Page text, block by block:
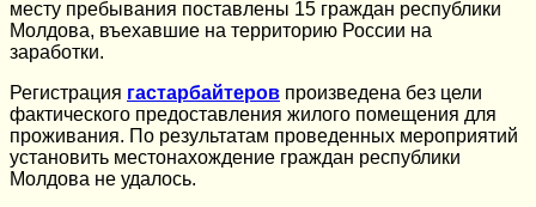
месту пребывания поставлены 15 граждан республики
Молдова, въехавшие на территорию России на
заработки.
Регистрация гастарбайтеров произведена без цели
фактического предоставления жилого помещения для
проживания. По результатам проведенных мероприятий
установить местонахождение граждан республики
Молдова не удалось.